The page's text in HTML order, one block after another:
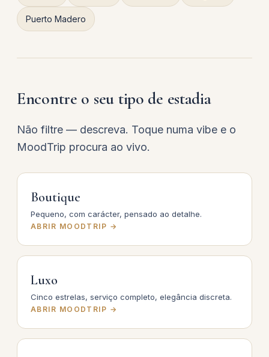
Puerto Madero
Encontre o seu tipo de estadia
Não filtre — descreva. Toque numa vibe e o
MoodTrip procura ao vivo.
Boutique
Pequeno, com carácter, pensado ao detalhe.
ABRIR MOODTRIP →
Luxo
Cinco estrelas, serviço completo, elegância discreta.
ABRIR MOODTRIP →